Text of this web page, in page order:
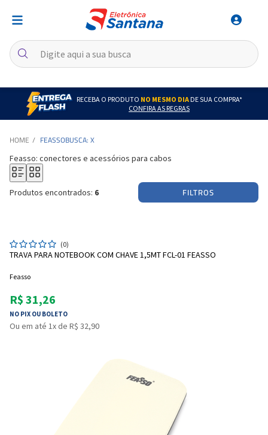
RECEBA O PRODUTO NO MESMO DIADE SUA COMPRA*
CONFIRA AS REGRAS
FEASSOBUSCA: X
Feasso: conectores e acessórios para cabos
Produtos encontrados: 6 FILTROS
(0)
TRAVA PARA NOTEBOOK COM CHAVE 1,5MT FCL-01 FEASSO
Feasso
R$ 31,26
NO PIX OU BOLETO
Ou em até 1x de R$ 32,90